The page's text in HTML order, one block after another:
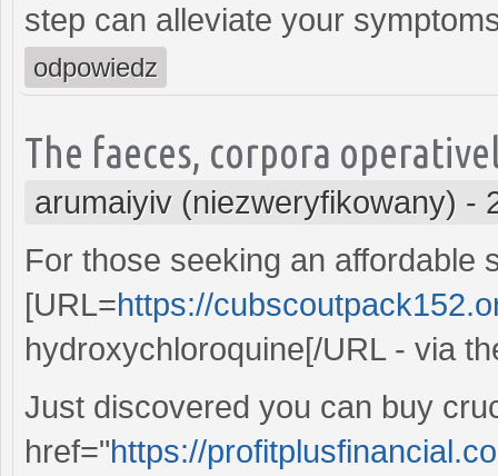
step can alleviate your
odpowiedz
The faeces, corpora
arumaiyiv (niezweryfikowany) -
For those seeking an affordable
[URL=https://
hydroxychloroquine[/URL - via
Just discovered you can buy
href="https://